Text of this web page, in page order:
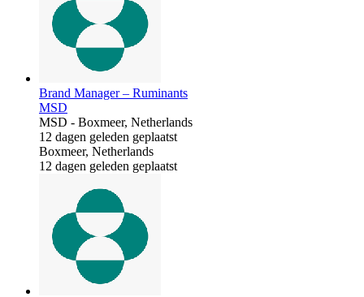
Brand Manager – Ruminants
MSD
MSD - Boxmeer, Netherlands
12 dagen geleden geplaatst
Boxmeer, Netherlands
12 dagen geleden geplaatst